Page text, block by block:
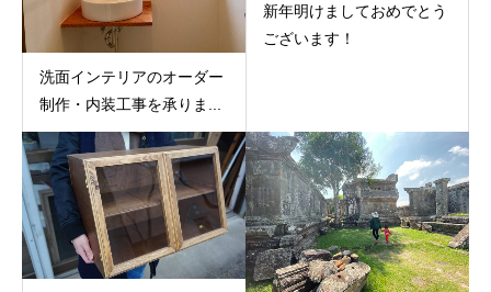
洗面インテリアのオーダー
制作・内装工事を承りま...
新年明けましておめでとう
ございます！